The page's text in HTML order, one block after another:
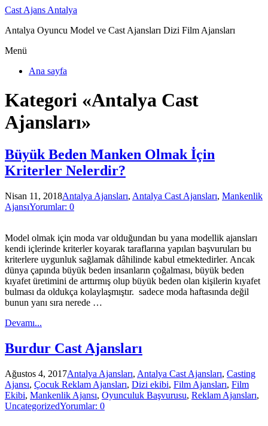
Cast Ajans Antalya
Antalya Oyuncu Model ve Cast Ajansları Dizi Film Ajansları
Menü
Ana sayfa
Kategori «Antalya Cast
Ajansları»
Büyük Beden Manken Olmak İçin
Kriterler Nelerdir?
Nisan 11, 2018Antalya Ajansları, Antalya Cast Ajansları, Mankenlik
AjansıYorumlar: 0
Model olmak için moda var olduğundan bu yana modellik ajansları
kendi içlerinde kriterler koyarak taraflarına yapılan başvuruları bu
kriterlere uygunluk sağlamak dâhilinde kabul etmektedirler. Ancak
dünya çapında büyük beden insanların çoğalması, büyük beden
kıyafet üretimini de arttırmış olup büyük beden olan kişilerin kıyafet
bulması da oldukça kolaylaşmıştır. sadece moda haftasında değil
bunun yanı sıra nerede …
Devamı...
Burdur Cast Ajansları
Ağustos 4, 2017Antalya Ajansları, Antalya Cast Ajansları, Casting
Ajansı, Çocuk Reklam Ajansları, Dizi ekibi, Film Ajansları, Film
Ekibi, Mankenlik Ajansı, Oyunculuk Başvurusu, Reklam Ajansları,
UncategorizedYorumlar: 0